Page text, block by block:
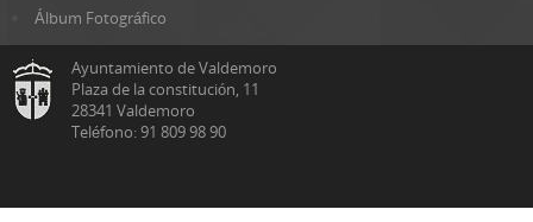
Álbum Fotográfico
Ayuntamiento de Valdemoro
Plaza de la constitución, 11
28341 Valdemoro
Teléfono: 91 809 98 90